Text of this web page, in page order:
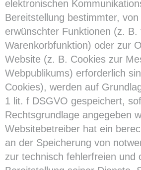
elektronischen
Bereitstellung bestimmter, von
erwünschter Funktionen (z. B.
Warenkorbfunktion) oder zur
Website (z. B. Cookies zur
Webpublikums) erforderlich
Cookies), werden auf
1 lit. f DSGVO gespeichert,
Rechtsgrundlage angegeben
Websitebetreiber hat ein
an der Speicherung von
zur technisch fehlerfreien und